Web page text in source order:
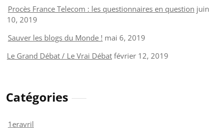
Procès France Telecom : les questionnaires en question juin
10, 2019
Sauver les blogs du Monde ! mai 6, 2019
Le Grand Débat / Le Vrai Débat février 12, 2019
Catégories
1eravril